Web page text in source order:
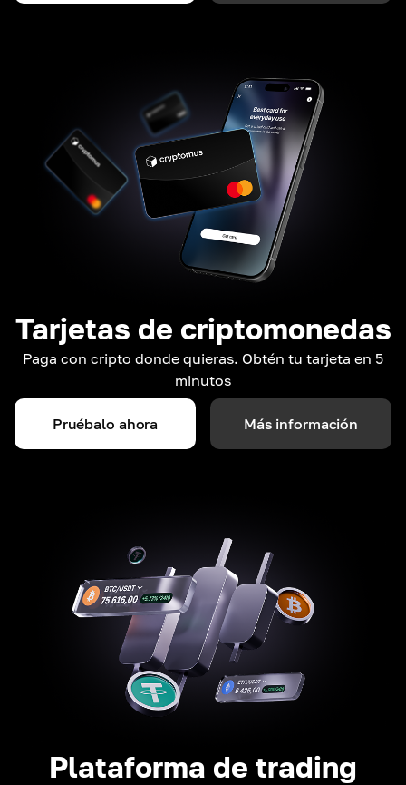
Tarjetas de criptomonedas
Paga con cripto donde quieras. Obtén tu tarjeta en 5
minutos
Pruébalo ahora Más información
Plataforma de trading